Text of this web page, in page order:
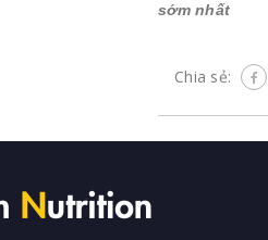
sớm nhất
Chia sẻ: